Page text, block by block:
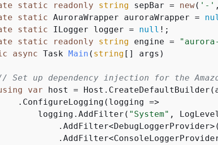
static readonly string sepBar = new( '-'
static AuroraWrapper auroraWrapper =
static ILogger logger = null !;
static readonly string engine =
async Task Main ( string [] args )
Set up dependency injection for the
var host =
.ConfigureLogging(logging =>
logging.AddFilter(
"System" ,
.AddFilter<DebugLoggerProvider>(